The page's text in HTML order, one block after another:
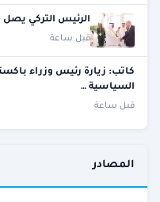
الرئيس التركي يصل
قبل ساعة
كاتب: زيارة رئيس وزراء
السياسية …
قبل ساعة
المصادر